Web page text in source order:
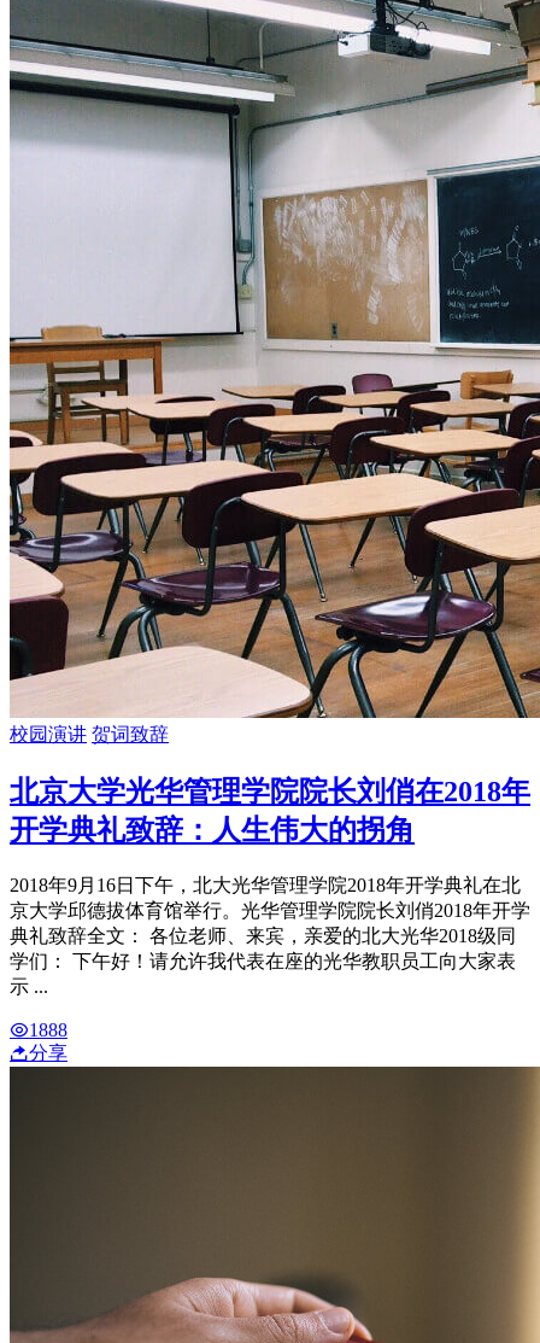
校园演讲 贺词致辞
北京大学光华管理学院院长刘俏在2018年
开学典礼致辞：人生伟大的拐角
2018年9月16日下午，北大光华管理学院2018年开学典礼在北
京大学邱德拔体育馆举行。光华管理学院院长刘俏2018年开学
典礼致辞全文： 各位老师、来宾，亲爱的北大光华2018级同
学们： 下午好！请允许我代表在座的光华教职员工向大家表
示 ...
1888
分享